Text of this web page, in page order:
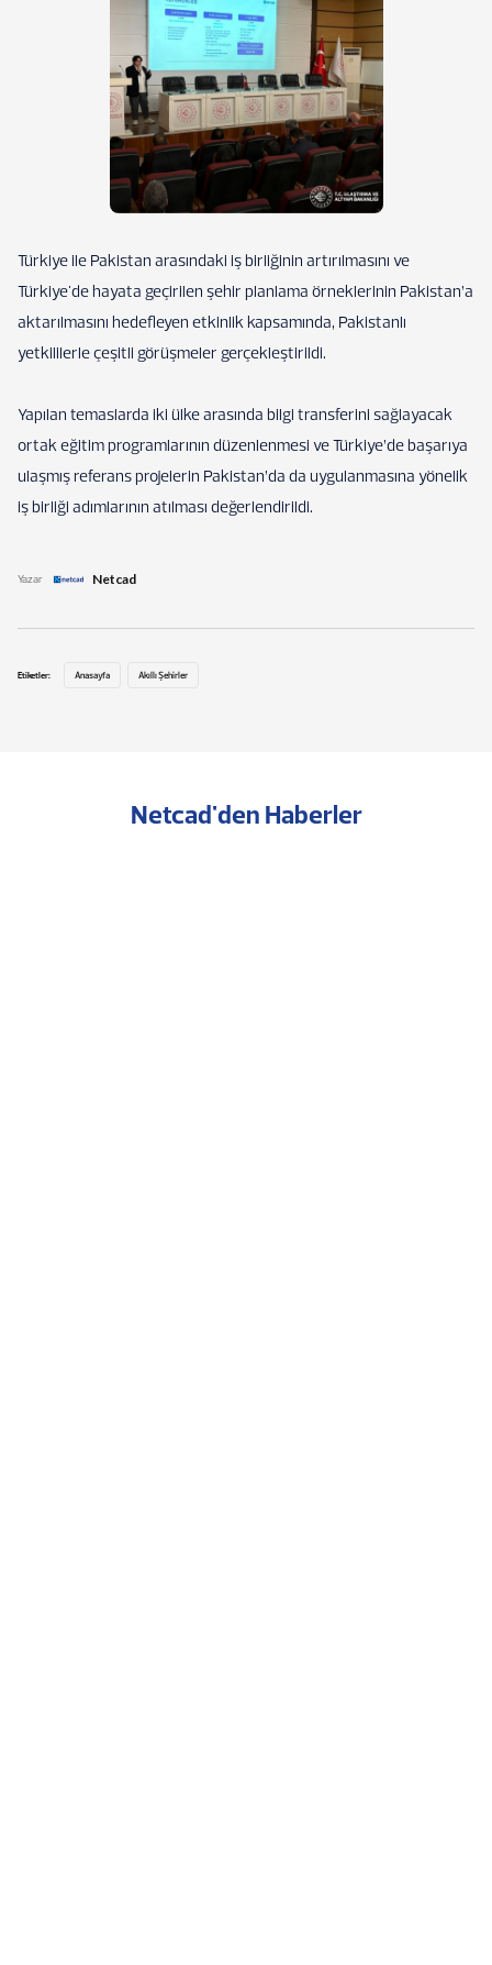
Türkiye ile Pakistan arasındaki iş birliğinin artırılmasını ve
Türkiye'de hayata geçirilen şehir planlama örneklerinin Pakistan’a
aktarılmasını hedefleyen etkinlik kapsamında, Pakistanlı
yetkililerle çeşitli görüşmeler gerçekleştirildi.
Yapılan temaslarda iki ülke arasında bilgi transferini sağlayacak
ortak eğitim programlarının düzenlenmesi ve Türkiye’de başarıya
ulaşmış referans projelerin Pakistan’da da uygulanmasına yönelik
iş birliği adımlarının atılması değerlendirildi.
Yazar Netcad
Etiketler: Anasayfa Akıllı Şehirler
Netcad'den Haberler